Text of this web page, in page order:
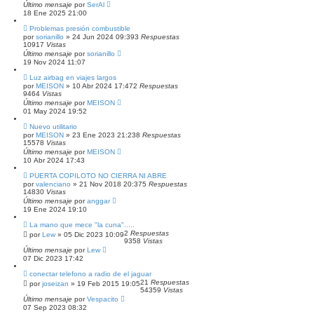
Último mensaje porSerAl
18 Ene 2025 21:00
Problemas presión combustible
porsorianillo » 24 Jun 2024 09:393 Respuestas
10917 Vistas
Último mensaje porsorianillo
19 Nov 2024 11:07
Luz airbag en viajes largos
porMEISON » 10 Abr 2024 17:472 Respuestas
9464 Vistas
Último mensaje porMEISON
01 May 2024 19:52
Nuevo utilitario
porMEISON » 23 Ene 2023 21:238 Respuestas
15578 Vistas
Último mensaje porMEISON
10 Abr 2024 17:43
PUERTA COPILOTO NO CIERRA NI ABRE
porvalenciano » 21 Nov 2018 20:375 Respuestas
14830 Vistas
Último mensaje poranggar
19 Ene 2024 19:10
La mano que mece "la cuna".....
porLew » 05 Dic 2023 10:092 Respuestas
9358 Vistas
Último mensaje porLew
07 Dic 2023 17:42
conectar telefono a radio de el jaguar
porjoseizan » 19 Feb 2015 19:0521 Respuestas
54359 Vistas
Último mensaje porVespacito
07 Sep 2023 08:32